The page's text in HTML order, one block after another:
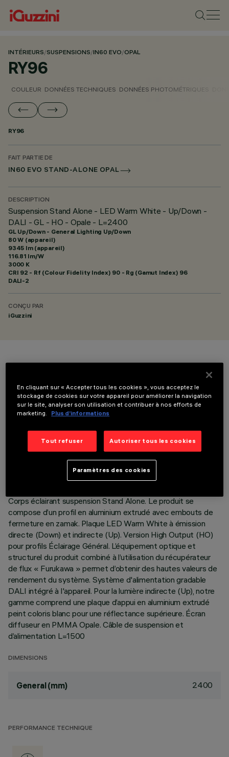
INTÉRIEURS/SUSPENSIONS/IN60 EVO/OPAL
RY96
COULEUR DONNÉES TECHNIQUES DONNÉES PHOTOMÉTRIQUES
RY96
FAIT PARTIE DE
IN60 EVO STAND-ALONE OPAL
DESCRIPTION
Suspension Stand Alone - LED Warm White - Up/Down -
DALI - GL - HO - Opale - L=2400
GL Up/Down - General Lighting Up/Down
80 W (appareil)
9345 lm (appareil)
116.81 lm/W
3000 K
CRI 92 - Rf (Colour Fidelity Index) 90 - Rg (Gamut Index) 96
DALI-2
CONÇU PAR
iGuzzini
COULEUR
DONNÉES TECHNIQUES
Corps éclairant suspension Stand Alone. Le produit se
compose d’un profil en aluminium extrudé avec embouts de
fermeture en zamak. Plaque LED Warm White à émission
directe (Down) et indirecte (Up). Version High Output (HO)
pour profils Éclairage Général. L’équipement optique et
structurel du produit combiné à l’utilisation du récupérateur
de flux « Furukawa » permet d’obtenir des hautes valeurs de
rendement du système. Système d'alimentation gradable
DALI intégré à l'appareil. Pour la lumière indirecte (Up), notre
gamme comprend une plaque d’appui en aluminium extrudé
peint coloris blanc pour une réflectance supérieure. Écran
diffuseur en PMMA Opale. Câble de suspension et
d’alimentation L=1500
DIMENSIONS
General (mm) 2400
PERFORMANCE TECHNIQUE
En cliquant sur « Accepter tous les cookies », vous acceptez le
stockage de cookies sur votre appareil pour améliorer la navigation
sur le site, analyser son utilisation et contribuer à nos efforts de
marketing.
Plus d’informations
Tout refuser Autoriser tous les cookies
Paramètres des cookies